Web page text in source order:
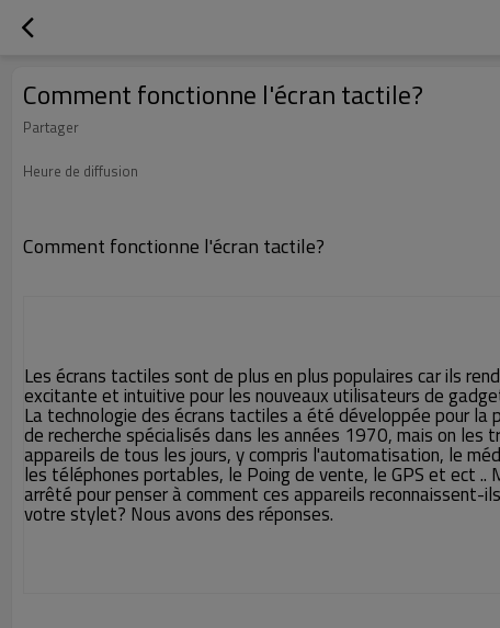
Comment fonctionne l'écran tactile?
Partager
Heure de diffusion
Comment fonctionne l'écran tactile?
Les écrans tactiles sont de plus en plus populaires car ils
excitante et intuitive pour les nouveaux utilisateurs de
La technologie des écrans tactiles a été développée pour la
de recherche spécialisés dans les années 1970, mais on les
appareils de tous les jours, y compris l'automatisation, le
les téléphones portables, le Poing de vente, le GPS et ect ..
arrêté pour penser à comment ces appareils
votre stylet? Nous avons des réponses.